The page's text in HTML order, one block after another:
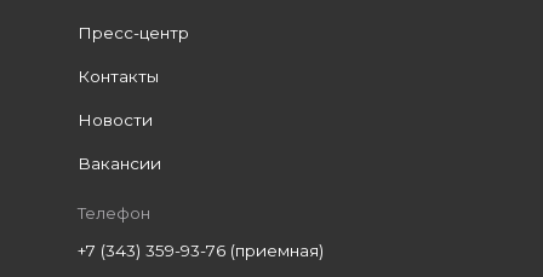
Пресс-центр
Контакты
Новости
Вакансии
Телефон
+7 (343) 359-93-76 (приемная)